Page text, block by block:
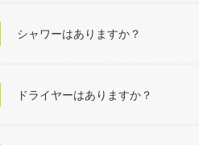
シャワーはありますか？
ドライヤーはありますか？